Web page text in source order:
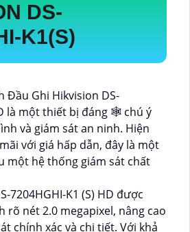
DS-
K1(S)
Đầu Ghi Hikvision DS-
là một thiết bị đáng 🕸 chú ý
và giám sát an ninh. Hiện
với giá hấp dẫn, đây là một
một hệ thống giám sát chất
7204HGHI-K1 (S) HD được
rõ nét 2.0 megapixel, nâng cao
chính xác và chi tiết. Với khả